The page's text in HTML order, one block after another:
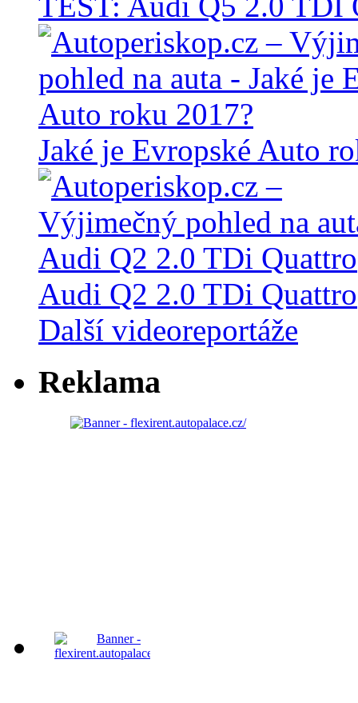
Jaké je Evropské Auto
Audi Q2 2.0 TDi Quattro
Další videoreportáže
Reklama